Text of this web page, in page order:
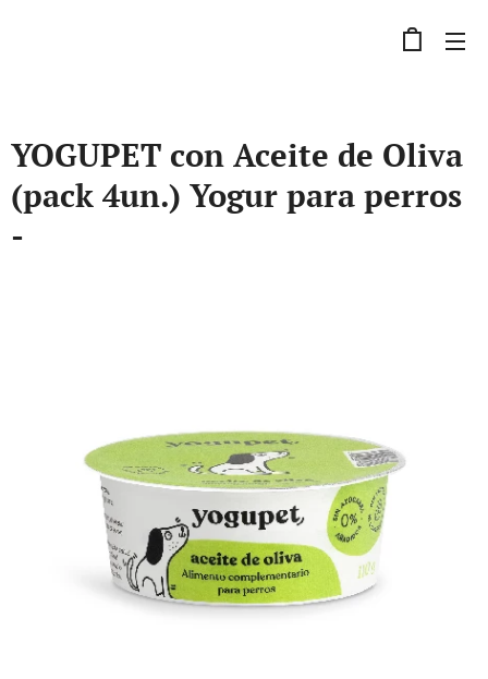
YOGUPET con Aceite de Oliva
(pack 4un.) Yogur para perros
-